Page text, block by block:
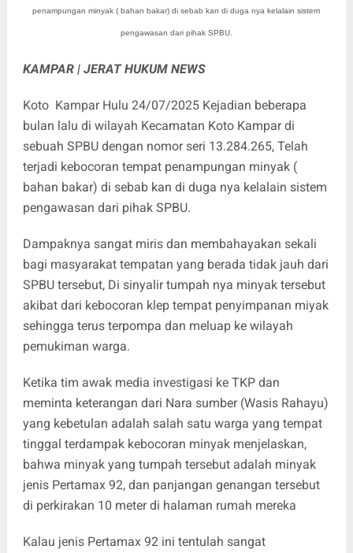
penampungan minyak ( bahan bakar) di sebab kan di duga nya kelalain sistem
pengawasan dari pihak SPBU.
KAMPAR | JERAT HUKUM NEWS
Koto Kampar Hulu 24/07/2025 Kejadian beberapa
bulan lalu di wilayah Kecamatan Koto Kampar di
sebuah SPBU dengan nomor seri 13.284.265, Telah
terjadi kebocoran tempat penampungan minyak (
bahan bakar) di sebab kan di duga nya kelalain sistem
pengawasan dari pihak SPBU.
‎Dampaknya sangat miris dan membahayakan sekali
bagi masyarakat tempatan yang berada tidak jauh dari
SPBU tersebut, Di sinyalir tumpah nya minyak tersebut
akibat dari kebocoran klep tempat penyimpanan miyak
sehingga terus terpompa dan meluap ke wilayah
pemukiman warga.
‎Ketika tim awak media investigasi ke TKP dan
meminta keterangan dari Nara sumber (Wasis Rahayu)
yang kebetulan adalah salah satu warga yang tempat
tinggal terdampak kebocoran minyak menjelaskan,
bahwa minyak yang tumpah tersebut adalah minyak
jenis Pertamax 92, dan panjangan genangan tersebut
di perkirakan 10 meter di halaman rumah mereka
‎Kalau jenis Pertamax 92 ini tentulah sangat